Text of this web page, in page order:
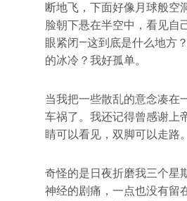
断地飞，下面好像月球般空
脸朝下悬在半空中，看见自
眼紧闭—这到底是什么地方
的冰冷？我好孤单。
当我把一些散乱的意念凑在
车祸了。我还记得曾感谢上
睛可以看见，双脚可以走路。
奇怪的是日夜折磨我三个星
神经的剧痛，一点也没有留